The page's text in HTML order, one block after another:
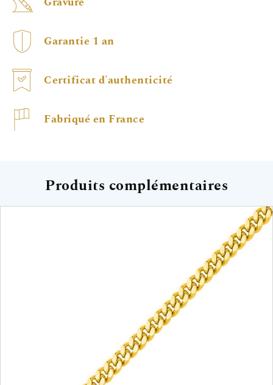
Gravure
Garantie 1 an
Certificat d'authenticité
Fabriqué en France
Produits complémentaires